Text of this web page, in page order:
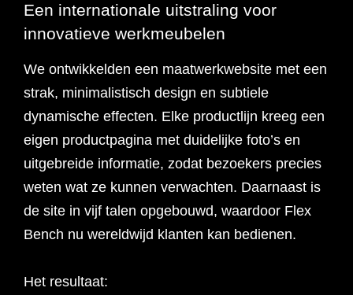
Een internationale uitstraling voor
innovatieve werkmeubelen
We ontwikkelden een maatwerkwebsite met een
strak, minimalistisch design en subtiele
dynamische effecten. Elke productlijn kreeg een
eigen productpagina met duidelijke foto’s en
uitgebreide informatie, zodat bezoekers precies
weten wat ze kunnen verwachten. Daarnaast is
de site in vijf talen opgebouwd, waardoor Flex
Bench nu wereldwijd klanten kan bedienen.
Het resultaat: